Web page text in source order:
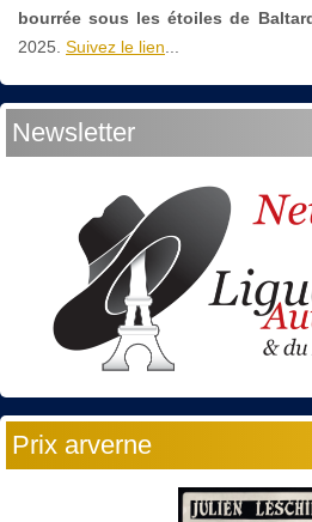
bourrée sous les étoiles de
2025. Suivez le lien
Newsletter
Prix arverne